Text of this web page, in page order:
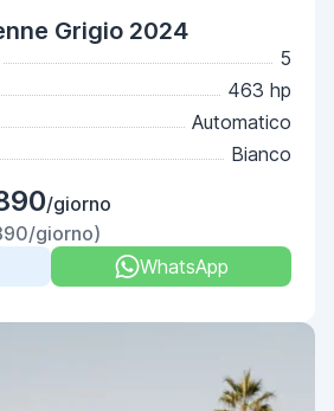
Grigio 2024
5
463 hp
Automatico
Bianco
/giorno
giorno)
WhatsApp